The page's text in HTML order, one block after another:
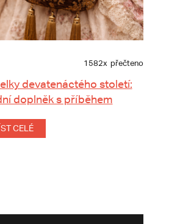
1582x přečteno
devatenáctého století:
doplněk s příběhem
CELÉ